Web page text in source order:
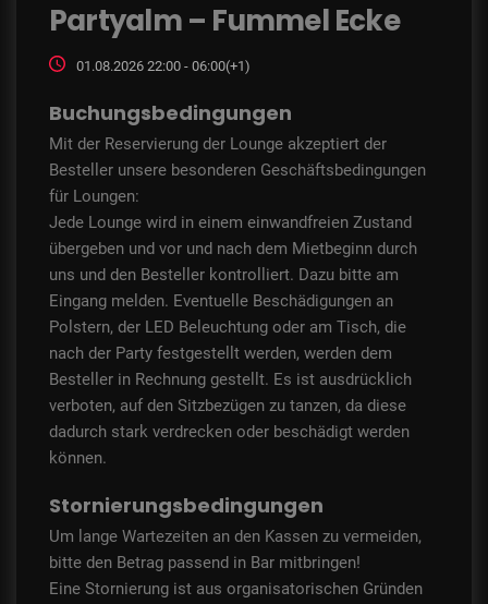
Partyalm – Fummel Ecke
01.08.2026 22:00 - 06:00(+1)
Buchungsbedingungen
Mit der Reservierung der Lounge akzeptiert der
Besteller unsere besonderen Geschäftsbedingungen
für Loungen:
Jede Lounge wird in einem einwandfreien Zustand
übergeben und vor und nach dem Mietbeginn durch
uns und den Besteller kontrolliert. Dazu bitte am
Eingang melden. Eventuelle Beschädigungen an
Polstern, der LED Beleuchtung oder am Tisch, die
nach der Party festgestellt werden, werden dem
Besteller in Rechnung gestellt. Es ist ausdrücklich
verboten, auf den Sitzbezügen zu tanzen, da diese
dadurch stark verdrecken oder beschädigt werden
können.
Stornierungsbedingungen
Um lange Wartezeiten an den Kassen zu vermeiden,
bitte den Betrag passend in Bar mitbringen!
Eine Stornierung ist aus organisatorischen Gründen